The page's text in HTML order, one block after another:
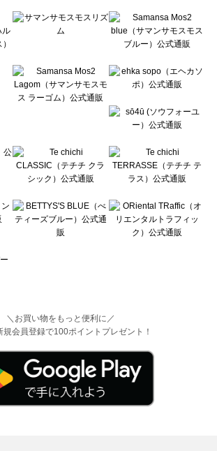
ル）のその他シューズ一覧
ズブルー）のその他シューズ一覧
）のその他シューズ一覧
＼お買い物をもっと便利に／
規会員登録で100ポイントプレゼント！